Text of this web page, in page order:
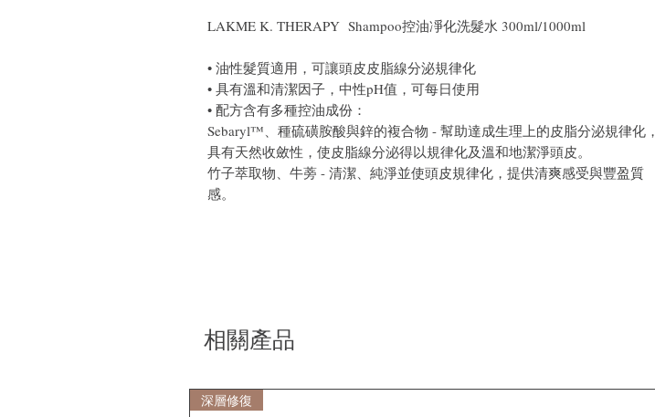
LAKME K. THERAPY Shampoo控油凈化洗髮水 300ml/1000ml
• 油性髮質適用，可讓頭皮皮脂線分泌規律化
• 具有溫和清潔因子，中性pH值，可每日使用
• 配方含有多種控油成份：
Sebaryl™、種硫磺胺酸與鋅的複合物 - 幫助達成生理上的皮脂分泌規律化，
具有天然收斂性，使皮脂線分泌得以規律化及溫和地潔淨頭皮。
竹子萃取物、牛蒡 - 清潔、純淨並使頭皮規律化，提供清爽感受與豐盈質
感。
相關產品
深層修復